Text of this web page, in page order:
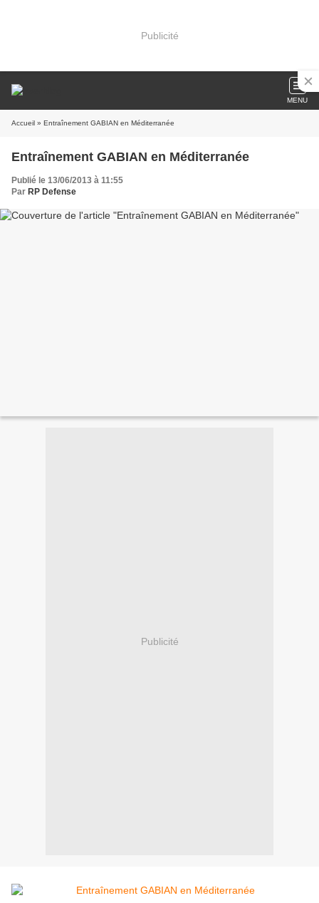
Publicité
MENU
Accueil » Entraînement GABIAN en Méditerranée
Entraînement GABIAN en Méditerranée
Publié le 13/06/2013 à 11:55
Par RP Defense
Publicité